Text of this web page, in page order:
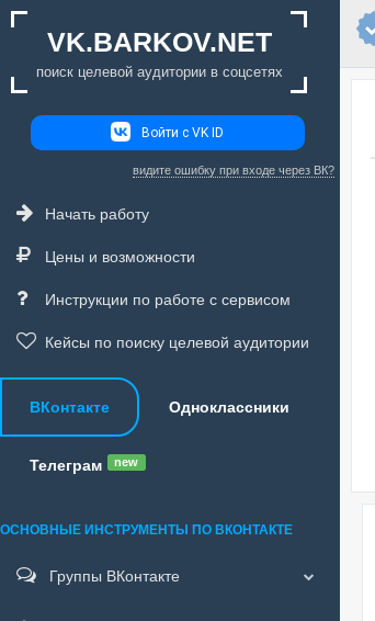
VK.BARKOV.NET
поиск целевой аудитории в соцсетях
Войти с VK ID
видите ошибку при входе через ВК?
Начать работу
Цены и возможности
Инструкции по работе с сервисом
Кейсы по поиску целевой аудитории
ВКонтакте Одноклассники
Телеграм new
ОСНОВНЫЕ ИНСТРУМЕНТЫ ПО ВКОНТАКТЕ
Группы ВКонтакте